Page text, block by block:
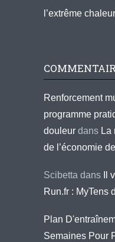
l’extrême
Renforcement
programme
douleur dans La
de l’économie
Scibetta dans
Il
Run.fr : MyTens
Plan
Semaines Pour